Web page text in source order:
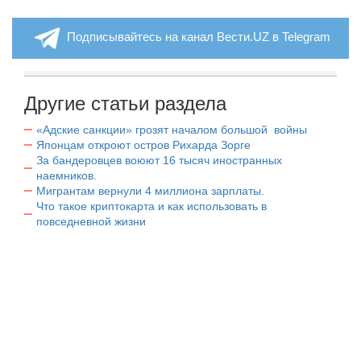
Подписывайтесь на канал Вести.UZ в Telegram
Другие статьи раздела
«Адские санкции» грозят началом большой войны
Японцам откроют остров Рихарда Зорге
За бандеровцев воюют 16 тысяч иностранных
наемников.
Мигрантам вернули 4 миллиона зарплаты.
Что такое криптокарта и как использовать в
повседневной жизни